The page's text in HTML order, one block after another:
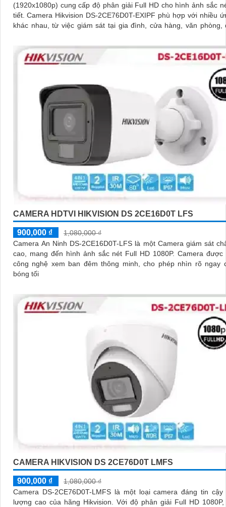
(1920x1080p) cung cấp độ phân giải Full HD cho hình ảnh sắc
tiết. Camera Hikvision DS-2CE76D0T-EXIPF phù hợp với nhiều ứng dụng
khác nhau, từ việc giám sát tại gia đình, cửa hàng, văn phòng,
CAMERA HDTVI HIKVISION DS 2CE16D0T LFS
900,000 ₫
1,080,000 ₫
Camera An Ninh DS-2CE16D0T-LFS là một Camera giám sát
cao, mang đến hình ảnh sắc nét Full HD 1080P. Camera được trang bị
công nghệ xem ban đêm thông minh, cho phép nhìn rõ ngay
bóng tối
CAMERA HIKVISION DS 2CE76D0T LMFS
900,000 ₫
1,080,000 ₫
Camera DS-2CE76D0T-LMFS là một loại camera đáng tin
lượng cao của hãng Hikvision. Với độ phân giải Full HD 1080P, camera